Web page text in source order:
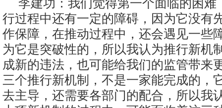
李建功：我们觉得第一个面临的困难
行过程中还有一定的障碍，因为它没有
作保障，在推动过程中，还会遇见一些
为它是突破性的，所以我认为推行新机
成新的违法，也可能给我们的监管带来
三个推行新机制，不是一家能完成的，
去主导，还需要各部门的配合，所以我